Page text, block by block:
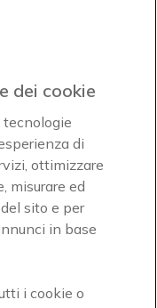
sicurezza
dei cookie
di
ottimizzare
misurare ed
sito e per
in base
i cookie o